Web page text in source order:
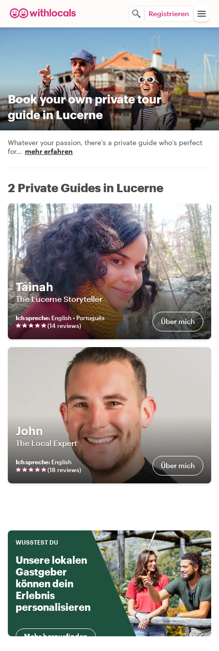
Registrieren
Book your own private tour
guide in Lucerne
Whatever your passion, there’s a private guide who’s perfect
for... mehr erfahren
2 Private Guides in Lucerne
Tainah
The Lucerne Storyteller
Ich spreche: English • Português
(14 reviews) Über mich
John
The Local Expert
Ich spreche: English
(18 reviews) Über mich
WUSSTEST DU
Unsere lokalen
Gastgeber
können dein
Erlebnis
personalisieren
Mehr herausfinden